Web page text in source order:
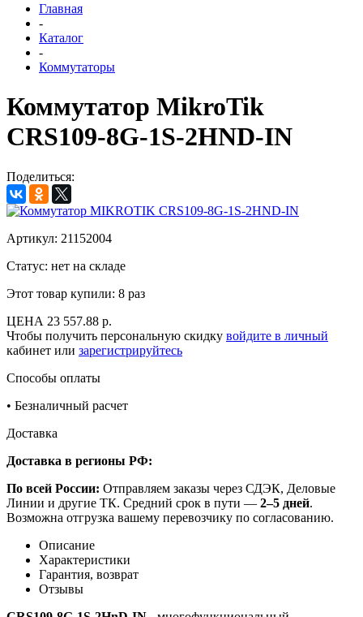
Главная
-
Каталог
-
Коммутаторы
Коммутатор MikroTik
CRS109-8G-1S-2HND-IN
Поделиться:
Артикул: 21152004
Статус: нет на складе
Этот товар купили: 8 раз
ЦЕНА 23 557.88 р.
Чтобы получить персональную скидку войдите в личный
кабинет или зарегистрируйтесь
Способы оплаты
• Безналичный расчет
Доставка
Доставка в регионы РФ:
По всей России: Отправляем заказы через СДЭК, Деловые
Линии и другие ТК. Средний срок в пути — 2–5 дней.
Возможна отгрузка вашему перевозчику по согласованию.
Описание
Характеристики
Гарантия, возврат
Отзывы